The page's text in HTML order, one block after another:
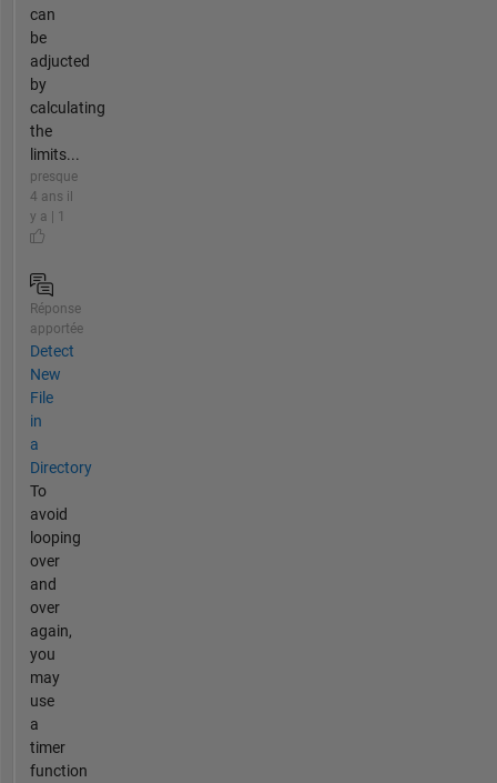
can
be
adjucted
by
calculating
the
limits...
presque
4 ans il
y a | 1
Réponse
apportée
Detect
New
File
in
a
Directory
To
avoid
looping
over
and
over
again,
you
may
use
a
timer
function